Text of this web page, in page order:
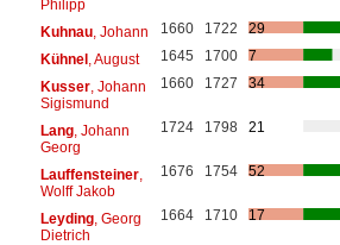
Philipp
Kuhnau, Johann 1660 1722
29
Kühnel, August 1645 1700
7
Kusser, Johann
Sigismund
1660 1727 34
Lang, Johann
Georg
1724 1798 21
Lauffensteiner,
Wolff Jakob
1676 1754 52
Leyding, Georg
Dietrich
1664 1710 17